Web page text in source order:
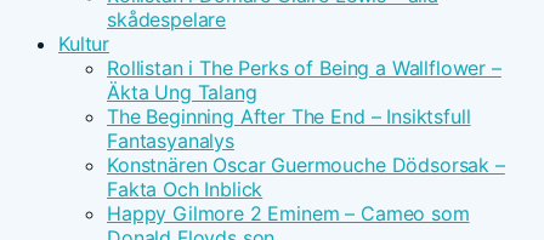
skådespelare
Kultur
Rollistan i The Perks of Being a Wallflower –
Äkta Ung Talang
The Beginning After The End – Insiktsfull
Fantasyanalys
Konstnären Oscar Guermouche Dödsorsak –
Fakta Och Inblick
Happy Gilmore 2 Eminem – Cameo som